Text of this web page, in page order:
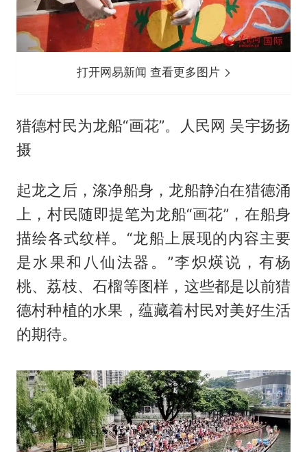
打开网易新闻 查看更多图片
猎德村民为龙船“画花”。人民网 吴宇扬扬
摄
起龙之后，涤净船身，龙船静泊在猎德涌
上，村民随即提笔为龙船“画花”，在船身
描绘各式纹样。“龙船上展现的内容主要
是水果和八仙法器。”李炽煐说，有杨
桃、荔枝、石榴等图样，这些都是以前猎
德村种植的水果，蕴藏着村民对美好生活
的期待。